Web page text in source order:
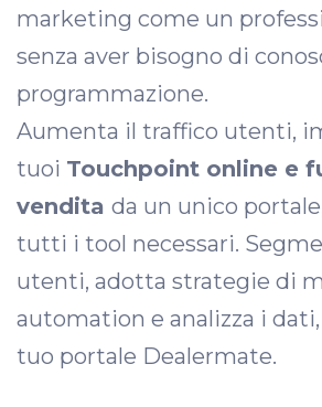
marketing come un
senza aver bisogno di
programmazione.
Aumenta il traffico utenti,
tuoi Touchpoint online e
vendita da un unico
tutti i tool necessari.
utenti, adotta strategie di
automation e analizza i
tuo portale Dealermate.